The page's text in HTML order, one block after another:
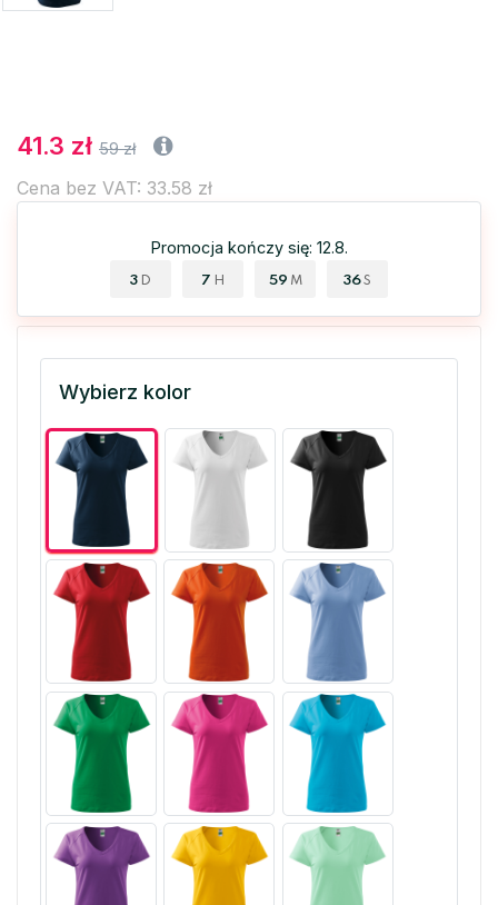
41.3 zł 59 zł
Cena bez VAT: 33.58 zł
Promocja kończy się: 12.8.
3 D 7 H 59 M 36S
Wybierz kolor